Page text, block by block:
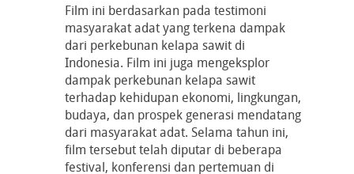
Film ini berdasarkan pada testimoni
masyarakat adat yang terkena dampak
dari perkebunan kelapa sawit di
Indonesia. Film ini juga mengeksplor
dampak perkebunan kelapa sawit
terhadap kehidupan ekonomi, lingkungan,
budaya, dan prospek generasi mendatang
dari masyarakat adat. Selama tahun ini,
film tersebut telah diputar di beberapa
festival, konferensi dan pertemuan di